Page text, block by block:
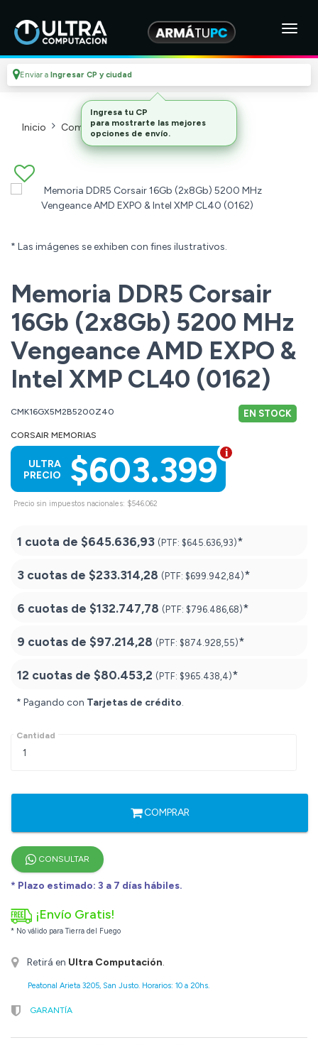
Enviar a Ingresar CP y ciudad
Inicio Componentes De Pc Memorias
* Las imágenes se exhiben con fines ilustrativos.
Memoria DDR5 Corsair
16Gb (2x8Gb) 5200 MHz
Vengeance AMD EXPO &
Intel XMP CL40 (0162)
CMK16GX5M2B5200Z40 EN STOCK
CORSAIR MEMORIAS
$603.399
ULTRA
PRECIO
Precio sin impuestos nacionales: $546.062
1 cuota de $645.636,93 (PTF: $645.636,93)*
3 cuotas de $233.314,28 (PTF: $699.942,84)*
6 cuotas de $132.747,78 (PTF: $796.486,68)*
9 cuotas de $97.214,28 (PTF: $874.928,55)*
12 cuotas de $80.453,2 (PTF: $965.438,4)*
* Pagando con Tarjetas de crédito.
Cantidad
COMPRAR
CONSULTAR
* Plazo estimado: 3 a 7 días hábiles.
¡Envío Gratis!
* No válido para Tierra del Fuego
Retirá en Ultra Computación.
Peatonal Arieta 3205, San Justo. Horarios: 10 a 20hs.
GARANTÍA
Ingresa tu CP
para mostrarte las mejores
opciones de envío.